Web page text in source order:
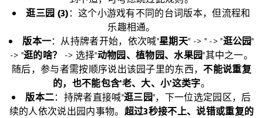
逛三园 (3)：这个小游戏有不同的台词版本，但流程和
乐趣相通。
版本一：从持牌者开始，依次喊"星期天" -> " -> "逛公园"
-> "逛的啥？ -> 选择"动物园、植物园、水果园"其中之一。
随后，参与者需按顺序说出该园子里的东西，不能说重复
的，也不能包含'老、大、小'这类字。
版本二：持牌者直接喊"逛三园"，下一位选定园区，后
续的人依次说出园内事物。 超过3秒接不上、说错或重复的